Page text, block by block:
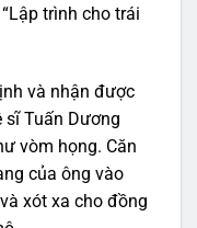
“Lập trình cho trái
và nhận được
sĩ Tuấn Dương
vòm họng. Căn
của ông vào
xót xa cho đồng